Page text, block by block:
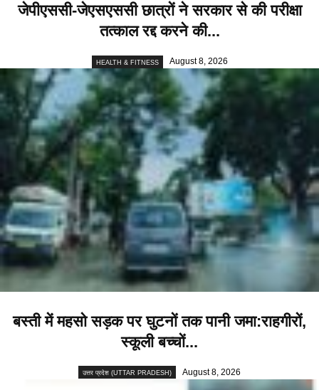
जेपीएससी-जेएसएससी छात्रों ने सरकार से की परीक्षा
तत्काल रद्द करने की...
HEALTH & FITNESS August 8, 2026
बस्ती में महसो सड़क पर घुटनों तक पानी जमा:राहगीरों,
स्कूली बच्चों...
उत्तर प्रदेश (UTTAR PRADESH) August 8, 2026